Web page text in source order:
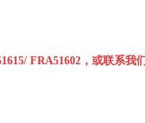
FRA51602，或联系我